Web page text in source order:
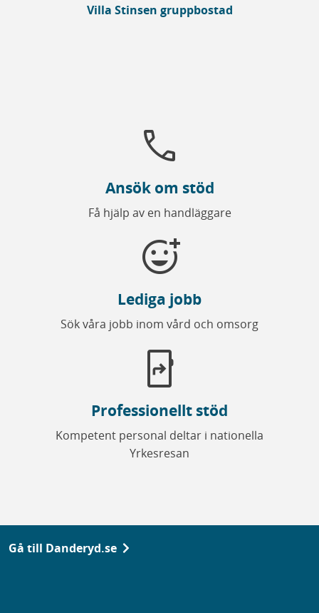
Villa Stinsen gruppbostad
call
Ansök om stöd
Få hjälp av en handläggare
add_reaction
Lediga jobb
Sök våra jobb inom vård och omsorg
app_shortcut
Professionellt stöd
Kompetent personal deltar i nationella
Yrkesresan
Gå till Danderyd.se